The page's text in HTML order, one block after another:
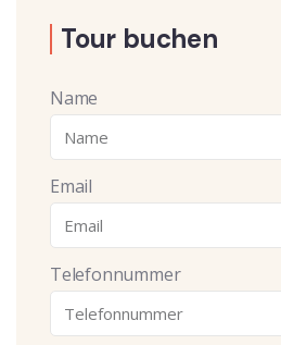
Tour buchen
Name
Email
Telefonnummer